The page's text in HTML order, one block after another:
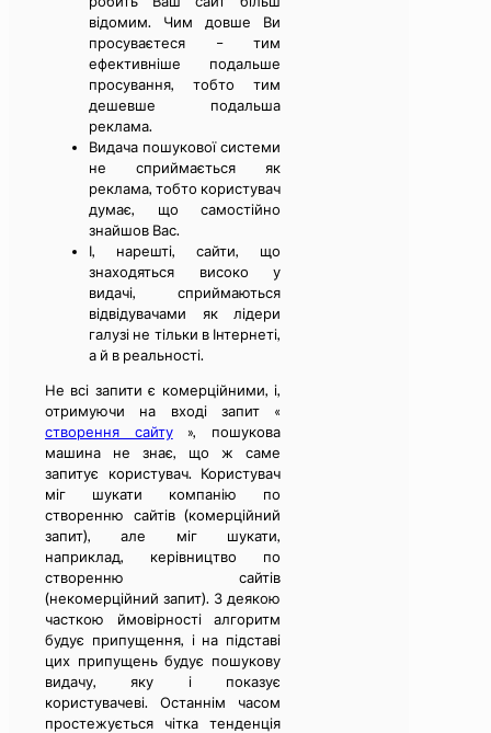
відомим. Чим довше Ви
просуваєтеся – тим
ефективніше подальше
просування, тобто тим
дешевше подальша
реклама.
Видача пошукової системи
не сприймається як
реклама, тобто користувач
думає, що самостійно
знайшов Вас.
І, нарешті, сайти, що
знаходяться високо у
видачі, сприймаються
відвідувачами як лідери
галузі не тільки в Інтернеті,
а й в реальності.
Не всі запити є комерційними, і,
отримуючи на вході запит «
створення сайту», пошукова
машина не знає, що ж саме
запитує користувач. Користувач
міг шукати компанію по
створенню сайтів (комерційний
запит), але міг шукати,
наприклад, керівництво по
створенню сайтів
(некомерційний запит). З деякою
часткою ймовірності алгоритм
будує припущення, і на підставі
цих припущень будує пошукову
видачу, яку і показує
користувачеві. Останнім часом
простежується чітка тенденція